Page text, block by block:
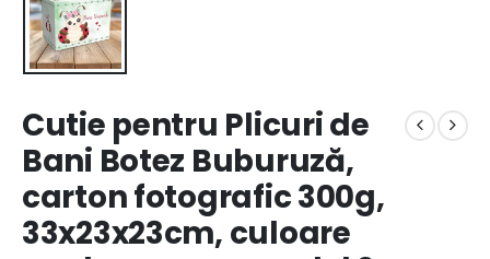
Cutie pentru Plicuri de
Bani Botez Buburuză,
carton fotografic 300g,
33x23x23cm, culoare